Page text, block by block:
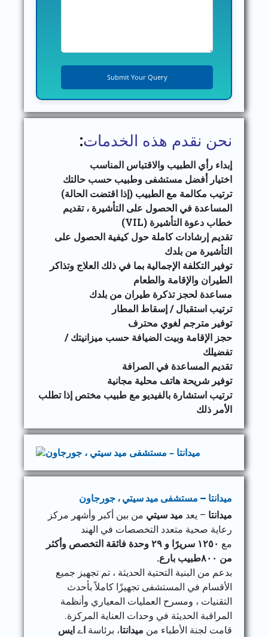
نحن نقدم هذه الخدمات:
إبداء رأي الطبيب والاقتباس المناسب
اختيار أفضل مستشفى وطبيب حسب حالتك
ترتيب مكالمة مع الطبيب (إذا اقتضت الحالة)
المساعدة في الحصول على التأشيرة ، تقديم
خطاب دعوة التأشيرة (VIL)
تقديم إرشادات كاملة حول كيفية الحصول على
التأشيرة من بلدك
توفير التكلفة الإجمالية بما في ذلك العلاج وتذاكر
الطيران والإقامة والطعام
مساعدة لحجز تذكرة طيران من بلدك
ترتيب استقبال / إسقاط المطار
توفير مترجم لغوي محترف
حجز الإقامة وبيت الضيافة حسب ميزانيتك /
تفضيلك
تقديم المساعدة في الصرافة
توفير شريحة هاتف محلية مجانية
ترتيب استشارة بالفيديو مع طبيب مختص إذا تطلب
الأمر ذلك
ميدانتا – مستشفى ميد سيتي ، جورجاون
ميدانتا – يعد ميد سيتي من بين أكبر وأشهر مركز
رعاية صحية متعدد التخصصات في الهند
مع ١٢٥٠
سريرًا و ٢٩ وحدة فائقة التخصص وأكثر
من ٨٠٠طبيب بارع.
بدعم من البنية التحتية الحديثة ، تم تجهيز جميع
الأقسام في المستشفى تجهيزًا كاملاً بأحدث
التقنيات ، ومسرح العمليات المعياري وأنظمة
المراقبة الحديثة في وحدات العناية المركزة.
قامت لجنة الأطباء من ميدانتا، برئاسة اے ایس